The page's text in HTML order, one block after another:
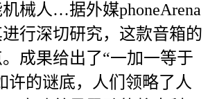
械人…据外媒phoneArena
行深切研究，这款音箱的
成果给出了“一加一等于
许的谜底，人们领略了人